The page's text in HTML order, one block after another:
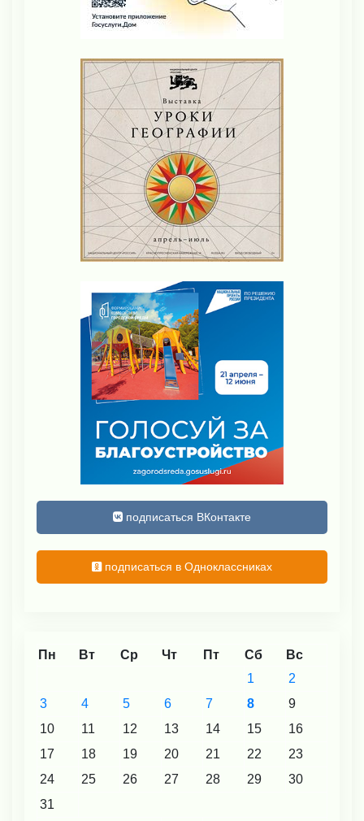
подписаться ВКонтакте
подписаться в Одноклассниках
Пн Вт Ср Чт Пт Сб Вс
1
2
3
4 5 6 7 8
9
10
11 12 13 14 15
16
17
18 19 20 21 22
23
24
25 26 27 28 29
30
31